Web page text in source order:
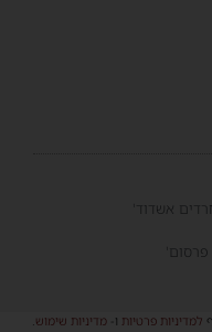
אשדוד'
למדיניות פרטיות ו-מדיניות שימוש